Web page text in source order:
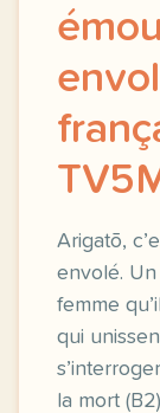
Arigatō,
envolé.
femme
qui
la mort